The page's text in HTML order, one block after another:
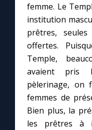
femme. Le
institution
prêtres,
offertes.
Temple,
avaient pris
pèlerinage, on
femmes de
Bien plus, la
les prêtres à